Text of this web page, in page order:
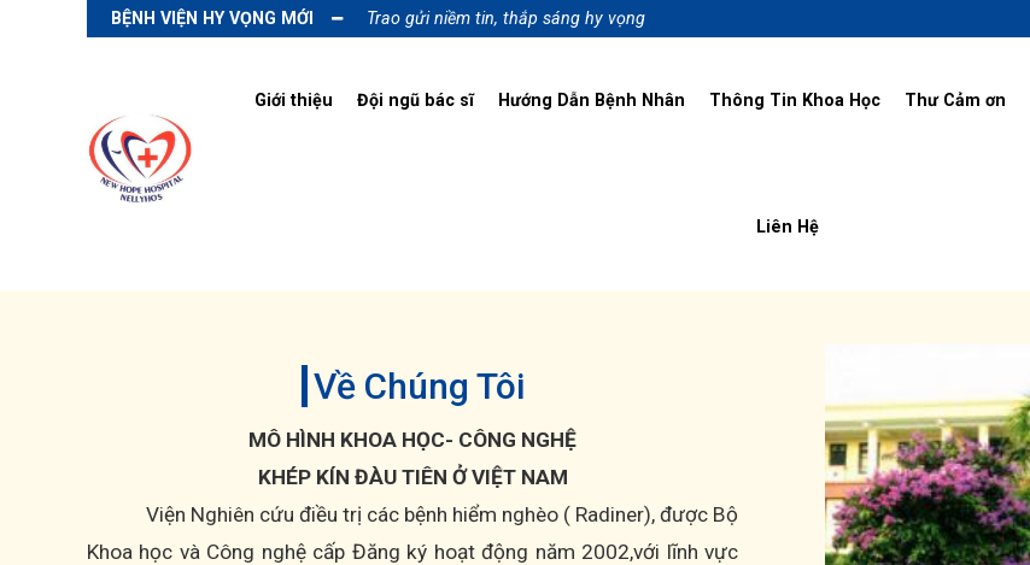
BỆNH VIỆN HY VỌNG MỚI Trao gửi niềm tin, thắp sáng hy vọng
Giới thiệu Đội ngũ bác sĩ Hướng Dẫn Bệnh Nhân Thông Tin Khoa Học Thư Cảm ơn
Liên Hệ
Về Chúng Tôi
MÔ HÌNH KHOA HỌC- CÔNG NGHỆ
KHÉP KÍN ĐÀU TIÊN Ở VIỆT NAM
Viện Nghiên cứu điều trị các bệnh hiểm nghèo ( Radiner), được Bộ
Khoa học và Công nghệ cấp Đăng ký hoạt động năm 2002,với lĩnh vực